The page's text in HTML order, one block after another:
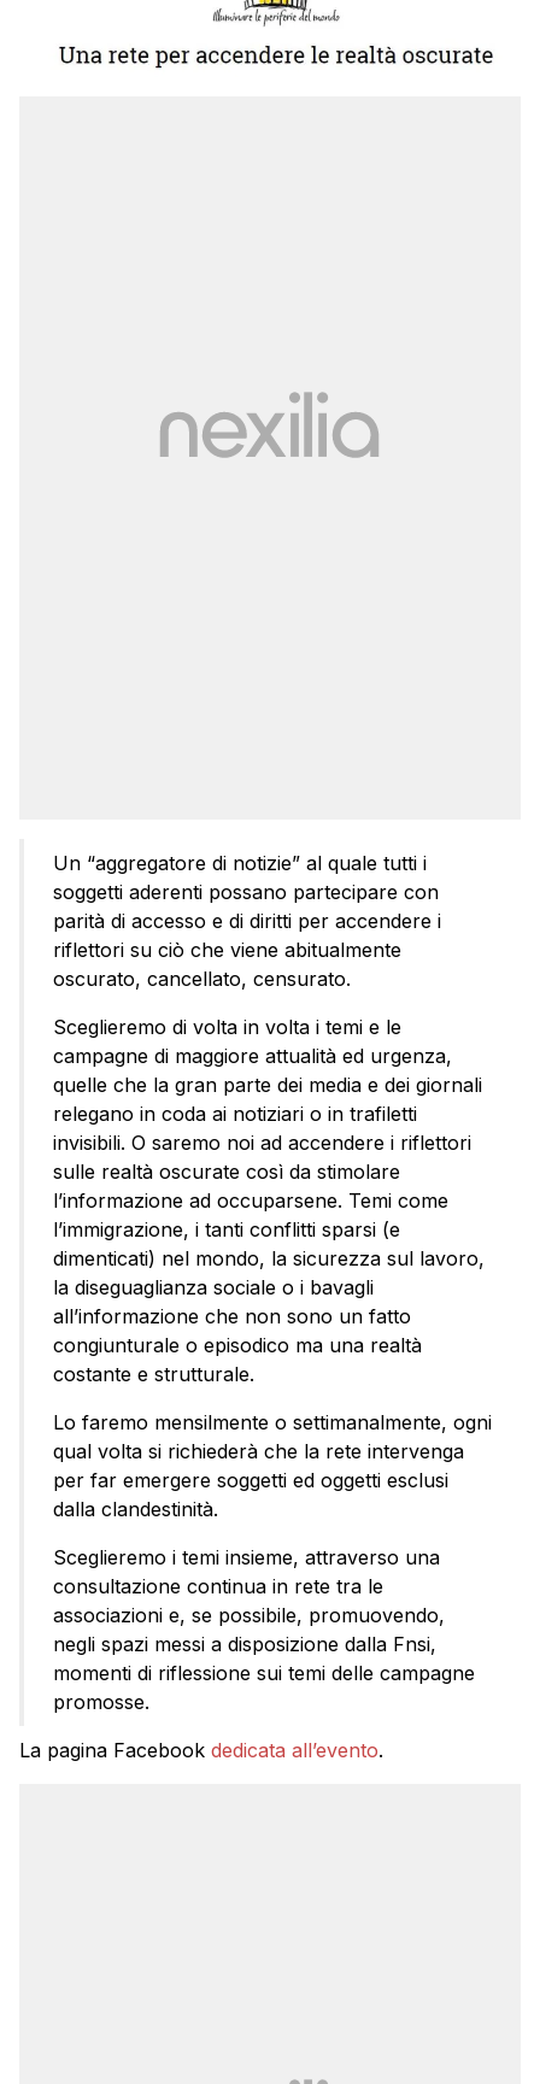
Un “aggregatore di notizie” al quale tutti i
soggetti aderenti possano partecipare con
parità di accesso e di diritti per accendere i
riflettori su ciò che viene abitualmente
oscurato, cancellato, censurato.
Sceglieremo di volta in volta i temi e le
campagne di maggiore attualità ed urgenza,
quelle che la gran parte dei media e dei giornali
relegano in coda ai notiziari o in trafiletti
invisibili. O saremo noi ad accendere i riflettori
sulle realtà oscurate così da stimolare
l’informazione ad occuparsene. Temi come
l’immigrazione, i tanti conflitti sparsi (e
dimenticati) nel mondo, la sicurezza sul lavoro,
la diseguaglianza sociale o i bavagli
all’informazione che non sono un fatto
congiunturale o episodico ma una realtà
costante e strutturale.
Lo faremo mensilmente o settimanalmente, ogni
qual volta si richiederà che la rete intervenga
per far emergere soggetti ed oggetti esclusi
dalla clandestinità.
Sceglieremo i temi insieme, attraverso una
consultazione continua in rete tra le
associazioni e, se possibile, promuovendo,
negli spazi messi a disposizione dalla Fnsi,
momenti di riflessione sui temi delle campagne
promosse.
La pagina Facebook dedicata all’evento.